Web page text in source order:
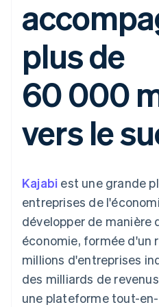
Moyens de
paiement
de 125
Terminal
personne
Authorization
Acceptation
optimisée
accélérés
Financial
Connections
Comptes
financiers
associés
Rapports
des
Product roadmap
l’application
Gestion
Plateformes
SaaS
Entreprises
Jeux
Hôtellerie,
loisirs
Assurance
Médias et
non lucratif
Services aux
entreprises
Secteur
Gérer des
Proposer
facturation
Émettre des
bancaires
des
Fournir et
services
Ressources
Intégrations
Exemples
Blog des
État de l'API
Entreprise
Roadmap
Sessions :
annuelle
Carrières
presse
Contacter
Devenir
plus de
60 000
vers le
Kajabi est une grande
entreprises de
développer de manière
économie, formée d'un
millions d'entreprises
des milliards de
une plateforme tout-